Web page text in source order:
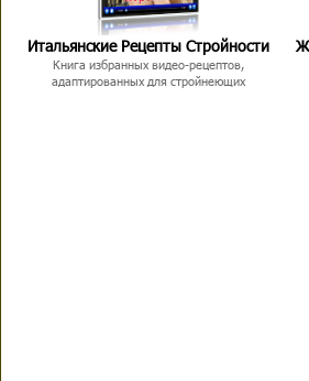
Итальянские Рецепты Стройности
Книга избранных видео-рецептов,
адаптированных для стройнеющих